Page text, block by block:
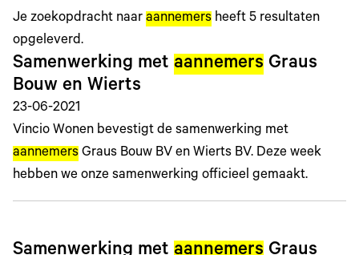
Je zoekopdracht naar aannemers heeft 5 resultaten
opgeleverd.
Samenwerking met aannemers Graus
Bouw en Wierts
23-06-2021
Vincio Wonen bevestigt de samenwerking met
aannemers Graus Bouw BV en Wierts BV. Deze week
hebben we onze samenwerking officieel gemaakt.